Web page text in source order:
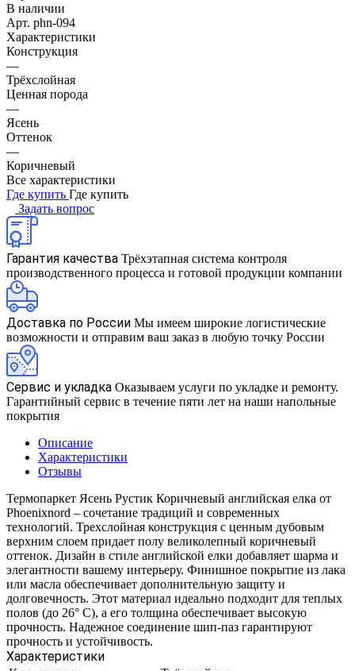
В наличии
Арт. phn-094
Характеристики
Конструкция
—
Трёхслойная
Ценная порода
—
Ясень
Оттенок
—
Коричневый
Все характеристики
Где купить Где купить
Задать вопрос
Гарантия качества Трёхэтапная система контроля
производственного процесса и готовой продукции компании
Доставка по России Мы имеем широкие логистические
возможности и отправим ваш заказ в любую точку России
Сервис и укладка Оказываем услуги по укладке и ремонту.
Гарантийный сервис в течение пяти лет на наши напольные
покрытия
Описание
Характеристики
Отзывы
Термопаркет Ясень Рустик Коричневый английская елка от
Phoenixnord – сочетание традиций и современных
технологий. Трехслойная конструкция с ценным дубовым
верхним слоем придает полу великолепный коричневый
оттенок. Дизайн в стиле английской елки добавляет шарма и
элегантности вашему интерьеру. Финишное покрытие из лака
или масла обеспечивает дополнительную защиту и
долговечность. Этот материал идеально подходит для теплых
полов (до 26° C), а его толщина обеспечивает высокую
прочность. Надежное соединение шип-паз гарантируют
прочность и устойчивость.
Характеристики